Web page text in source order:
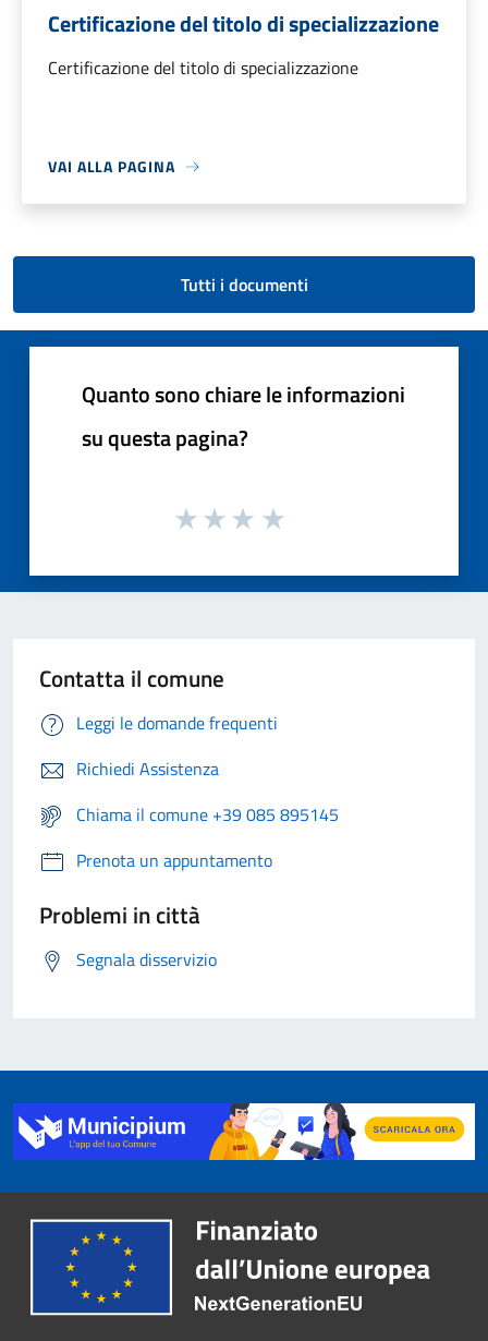
Certificazione del titolo di specializzazione
Certificazione del titolo di specializzazione
VAI ALLA PAGINA
Tutti i documenti
Quanto sono chiare le informazioni
su questa pagina?
Contatta il comune
Leggi le domande frequenti
Richiedi Assistenza
Chiama il comune +39 085 895145
Prenota un appuntamento
Problemi in città
Segnala disservizio